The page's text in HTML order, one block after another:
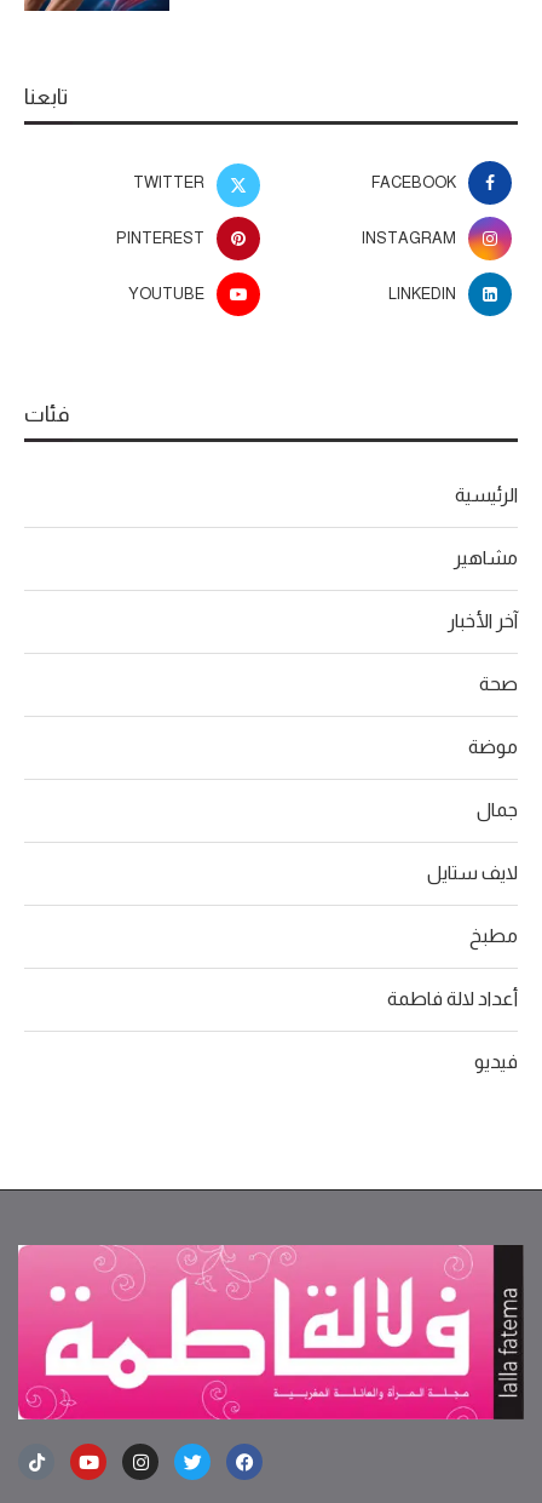
تابعنا
FACEBOOK
TWITTER
INSTAGRAM
PINTEREST
LINKEDIN
YOUTUBE
فئات
الرئيسية
مشاهير
آخر الأخبار
صحة
موضة
جمال
لايف ستايل
مطبخ
أعداد لالة فاطمة
فيديو